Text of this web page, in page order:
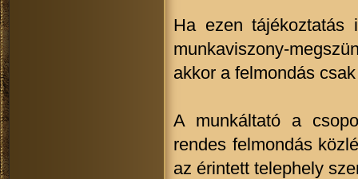
Ha ezen tájékoztatás
munkaviszony-
akkor a felmondás
A munkáltató a
rendes felmondás
az érintett telephely